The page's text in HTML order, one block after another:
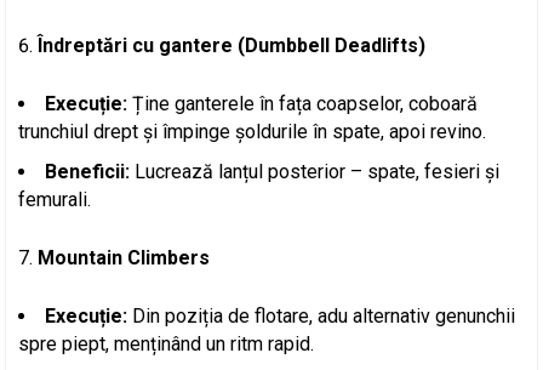
Îndreptări cu gantere (Dumbbell Deadlifts)
Execuție: Ține ganterele în fața coapselor, coboară
trunchiul drept și împinge șoldurile în spate, apoi revino.
Beneficii: Lucrează lanțul posterior – spate, fesieri și
femurali.
Mountain Climbers
Execuție: Din poziția de flotare, adu alternativ genunchii
spre piept, menținând un ritm rapid.